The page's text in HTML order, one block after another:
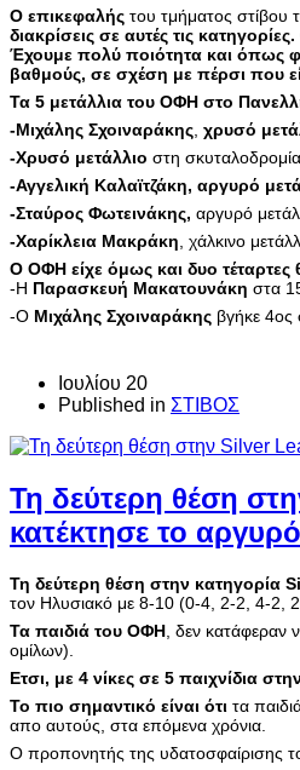
Ο επικεφαλής του τμήματος
διακρίσεις σε αυτές τις
Έχουμε πολύ ποιότητα και όπως
βαθμούς, σε σχέση με πέρσι που
Τα 5 μετάλλια του ΟΦΗ στο
-Μιχάλης Σχοιναράκης, χρυσό
-Χρυσό μετάλλιο στη
-Αγγελική Καλαϊτζάκη, αργυρό
-Σταύρος Φωτεινάκης, αργυρό
-Χαρίκλεια Μακράκη, χάλκινο
Ο ΟΦΗ είχε όμως και δυο τέταρτες
-Η Παρασκευή Μακατουνάκη στα
-O Μιχάλης Σχοιναράκης βγήκε 4ος
Ιουλίου 20
Published in ΣΤΙΒΟΣ
Τη δεύτερη θέση
κατέκτησε το
Τη δεύτερη θέση στην κατηγορία
τον Ηλυσιακό με 8-10 (0-4, 2-2, 4-2,
Τα παιδιά του ΟΦΗ , δεν κατάφεραν
ομίλων).
Ετσι, με 4 νίκες σε 5 παιχνίδια
Το πιο σημαντικό είναι ότι τα
απο αυτούς, στα επόμενα χρόνια.
O προπονητής της υδατοσφαίρισης